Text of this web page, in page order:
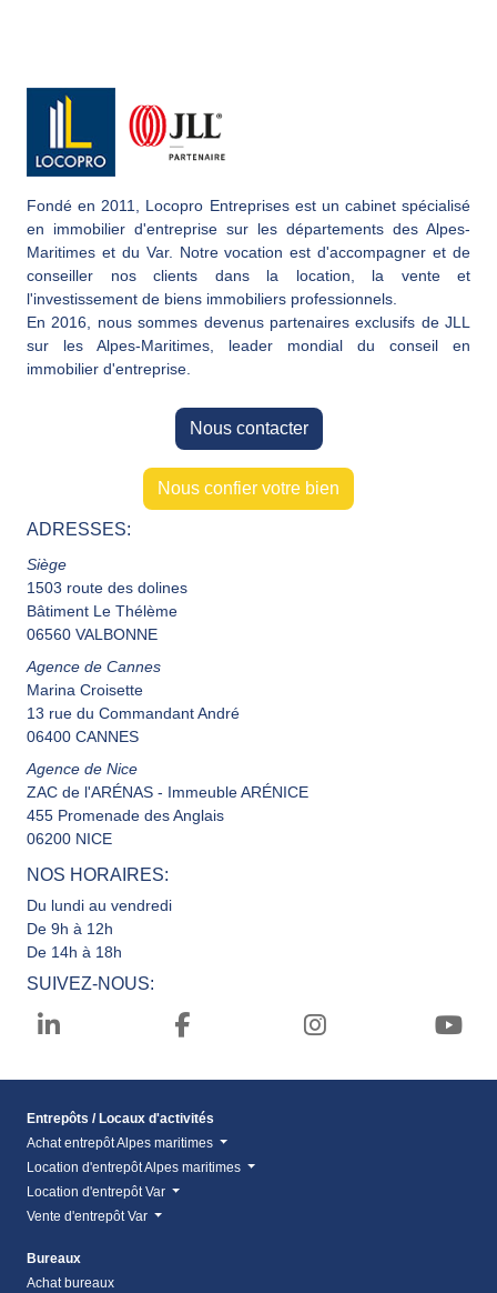
Fondé en 2011, Locopro Entreprises est un cabinet spécialisé
en immobilier d'entreprise sur les départements des Alpes-
Maritimes et du Var. Notre vocation est d'accompagner et de
conseiller nos clients dans la location, la vente et
l'investissement de biens immobiliers professionnels.
En 2016, nous sommes devenus partenaires exclusifs de JLL
sur les Alpes-Maritimes, leader mondial du conseil en
immobilier d'entreprise.
Nous contacter
Nous confier votre bien
ADRESSES:
Siège
1503 route des dolines
Bâtiment Le Thélème
06560 VALBONNE
Agence de Cannes
Marina Croisette
13 rue du Commandant André
06400 CANNES
Agence de Nice
ZAC de l'ARÉNAS - Immeuble ARÉNICE
455 Promenade des Anglais
06200 NICE
NOS HORAIRES:
Du lundi au vendredi
De 9h à 12h
De 14h à 18h
SUIVEZ-NOUS:
Entrepôts / Locaux d'activités
Achat entrepôt Alpes maritimes
Location d'entrepôt Alpes maritimes
Location d'entrepôt Var
Vente d'entrepôt Var
Bureaux
Achat bureaux